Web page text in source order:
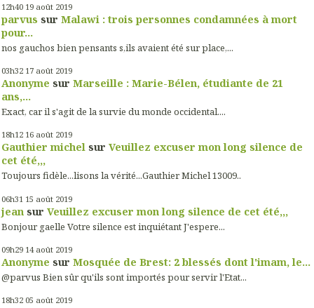
12h40 19 août 2019
parvus sur Malawi : trois personnes condamnées à mort
pour...
nos gauchos bien pensants s,ils avaient été sur place,...
03h32 17 août 2019
Anonyme sur Marseille : Marie-Bélen, étudiante de 21
ans,...
Exact, car il s'agit de la survie du monde occidental....
18h12 16 août 2019
Gauthier michel sur Veuillez excuser mon long silence de
cet été,,,
Toujours fidèle...lisons la vérité...Gauthier Michel 13009..
06h31 15 août 2019
jean sur Veuillez excuser mon long silence de cet été,,,
Bonjour gaelle Votre silence est inquiétant J'espere...
09h29 14 août 2019
Anonyme sur Mosquée de Brest: 2 blessés dont l'imam, le...
@parvus Bien sûr qu'ils sont importés pour servir l'Etat...
18h32 05 août 2019